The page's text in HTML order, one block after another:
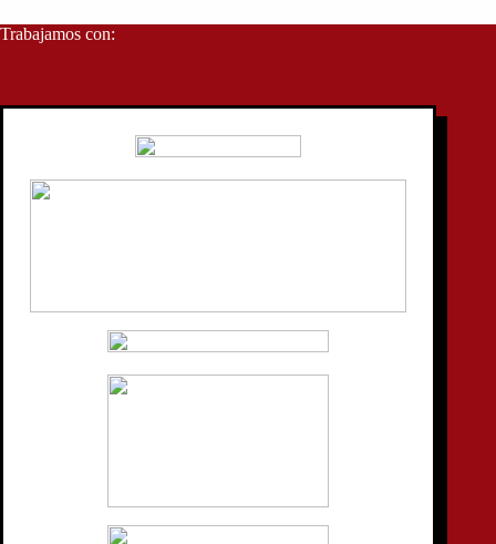
Trabajamos con: